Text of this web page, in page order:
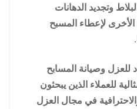
وتجديد الدهانات
الأخرى لإعطاء المسبح
للعزل وصيانة المسابح
للعملاء الذين يبحثون
في مجال العزل